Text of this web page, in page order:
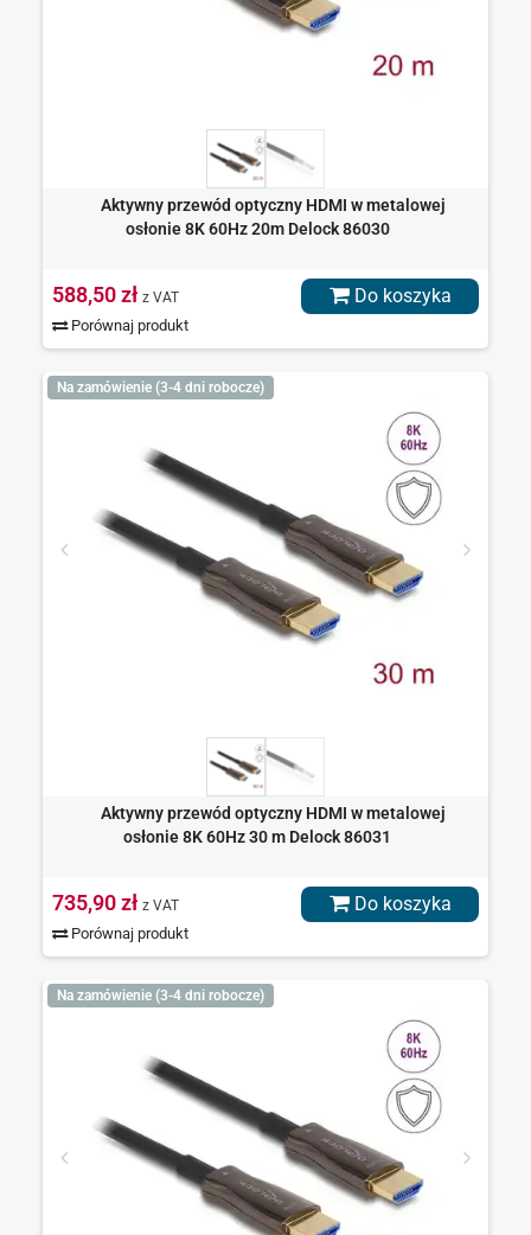
Aktywny przewód optyczny HDMI w metalowej
osłonie 8K 60Hz 20m Delock 86030
588,50 zł z VAT
Porównaj produkt
Do koszyka
Na zamówienie (3-4 dni robocze)
Aktywny przewód optyczny HDMI w metalowej
osłonie 8K 60Hz 30 m Delock 86031
735,90 zł z VAT
Porównaj produkt
Do koszyka
Na zamówienie (3-4 dni robocze)